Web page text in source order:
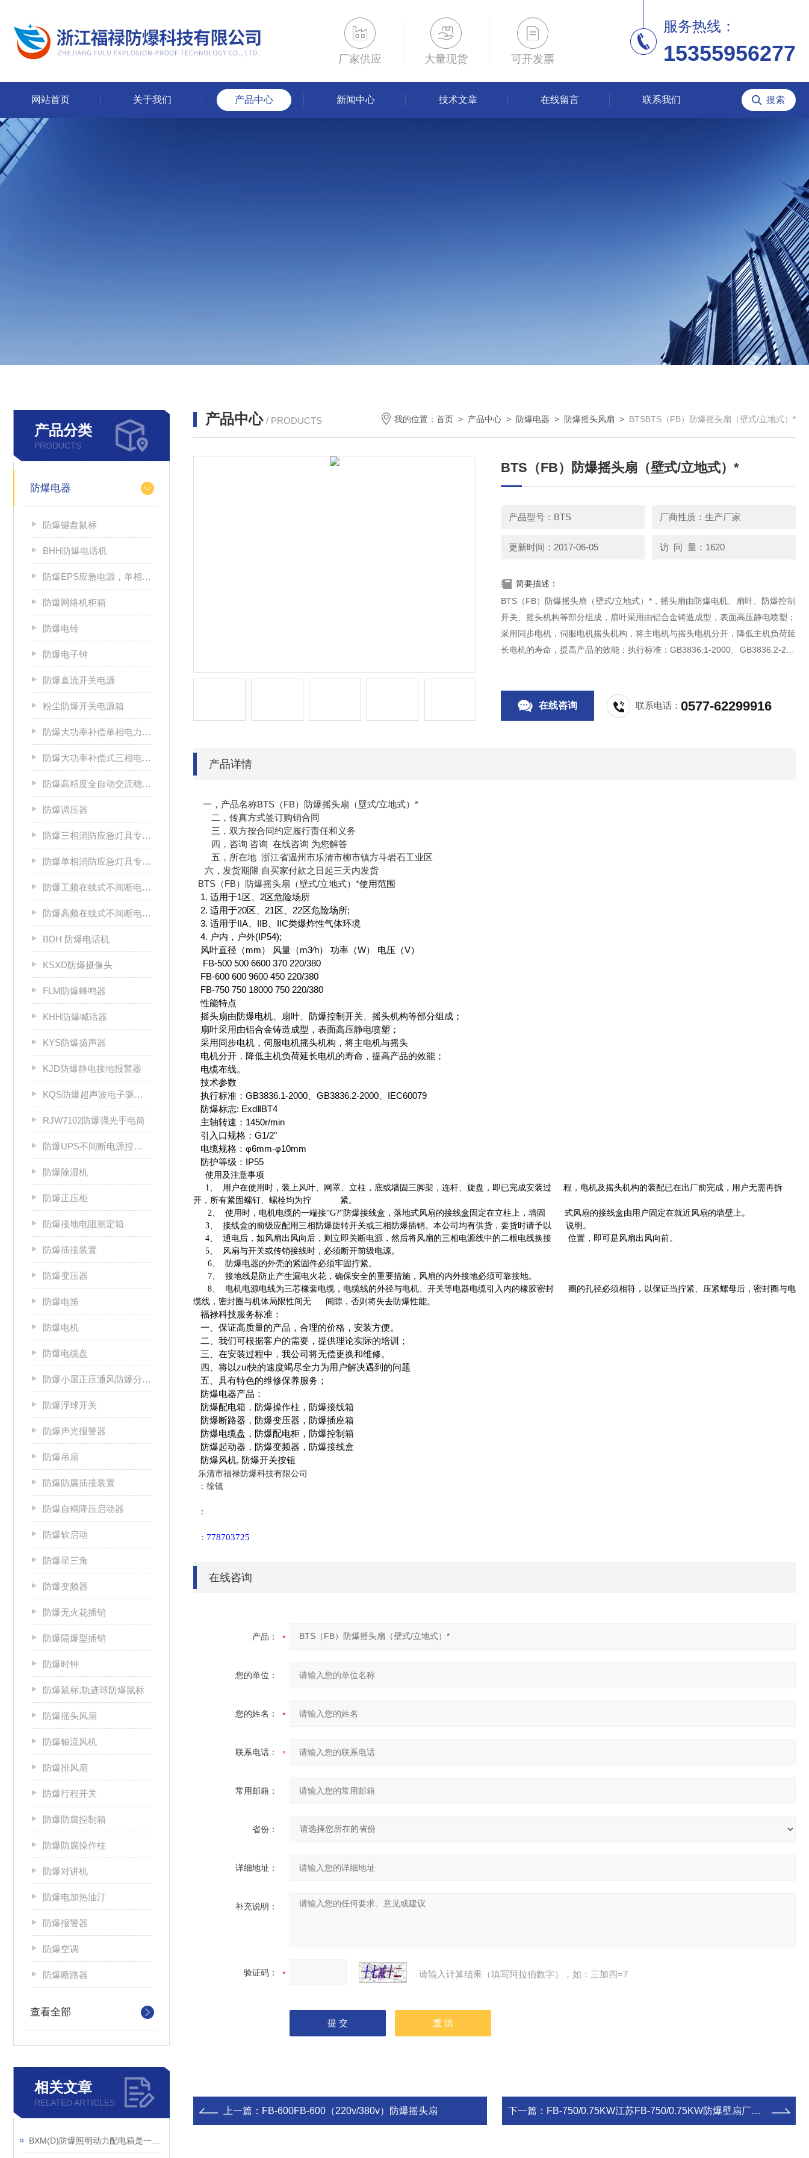
厂家供应 大量现货 可开发票
服务热线：
15355956277
网站首页 关于我们 产品中心 新闻中心 技术文章 在线留言 联系我们
产品分类
PRODUCTS
防爆电器
防爆键盘鼠标
BHH防爆电话机
防爆EPS应急电源，单相/三相电源箱
防爆网络机柜箱
防爆电铃
防爆电子钟
防爆直流开关电源
粉尘防爆开关电源箱
防爆大功率补偿单相电力稳压器
防爆大功率补偿式三相电力稳压器
防爆高精度全自动交流稳压电源
防爆调压器
防爆三相消防应急灯具专用应急电源箱
防爆单相消防应急灯具专用应急电源箱
防爆工频在线式不间断电源箱
防爆高频在线式不间断电源箱
BDH 防爆电话机
KSXD防爆摄像头
FLM防爆蜂鸣器
KHH防爆喊话器
KYS防爆扬声器
KJD防爆静电接地报警器
KQS防爆超声波电子驱鼠器
RJW7102防爆强光手电筒
防爆UPS不间断电源控制柜
防爆除湿机
防爆正压柜
防爆接地电阻测定箱
防爆插接装置
防爆变压器
防爆电笛
防爆电机
防爆电缆盘
防爆小屋正压通风防爆分析小屋
防爆浮球开关
防爆声光报警器
防爆吊扇
防爆防腐插接装置
防爆自耦降压启动器
防爆软启动
防爆星三角
防爆变频器
防爆无火花插销
防爆隔爆型插销
防爆时钟
防爆鼠标,轨迹球防爆鼠标
防爆摇头风扇
防爆轴流风机
防爆排风扇
防爆行程开关
防爆防腐控制箱
防爆防腐操作柱
防爆对讲机
防爆电加热油汀
防爆报警器
防爆空调
防爆断路器
查看全部
相关文章
RELATED ARTICLES
产品中心 / PRODUCTS 我的位置： 首页 > 产品中心 > 防爆电器 > 防爆摇头风扇 > BTSBTS（FB）防爆摇头扇（壁式/立地式）*
BTS（FB）防爆摇头扇（壁式/立地式）*
产品型号：BTS 厂商性质：生产厂家
更新时间：2017-06-05 访 问 量：1620
简要描述：
BTS（FB）防爆摇头扇（壁式/立地式）*，摇头扇由防爆电机、扇叶、防爆控制
开关、摇头机构等部分组成，扇叶采用由铝合金铸造成型，表面高压静电喷塑；
采用同步电机，伺服电机摇头机构，将主电机与摇头电机分开，降低主机负荷延
长电机的寿命，提高产品的效能；执行标准：GB3836.1-2000、GB3836.2-200
在线咨询 联系电话：0577-62299916
产品详情
一，产品名称BTS（FB）防爆摇头扇（壁式/立地式）*
二，传真方式签订购销合同
三，双方按合同约定履行责任和义务
四，咨询 咨询 在线咨询 为您解答
五，所在地 浙江省温州市乐清市柳市镇方斗岩石工业区
六，发货期限 自买家付款之日起三天内发货
BTS（FB）防爆摇头扇（壁式/立地式）*使用范围
1. 适用于1区、2区危险场所
2. 适用于20区、21区、22区危险场所;
3. 适用于IIA、IIB、IIC类爆炸性气体环境
4. 户内，户外(IP54);
风叶直径（mm） 风量（m3∕h） 功率（W） 电压（V）
FB-500 500 6600 370 220/380
FB-600 600 9600 450 220/380
FB-750 750 18000 750 220/380
性能特点
摇头扇由防爆电机、扇叶、防爆控制开关、摇头机构等部分组成；
扇叶采用由铝合金铸造成型，表面高压静电喷塑；
采用同步电机，伺服电机摇头机构，将主电机与摇头
电机分开，降低主机负荷延长电机的寿命，提高产品的效能；
电缆布线。
技术参数
执行标准：GB3836.1-2000、GB3836.2-2000、IEC60079
防爆标志: ExdⅡBT4
主轴转速：1450r/min
引入口规格：G1/2"
电缆规格：φ6mm-φ10mm
防护等级：IP55
使用及注意事项
1、 用户在使用时，装上风叶、网罩、立柱，底或墙固三脚架，连杆、旋盘，即已完成安装过 程，电机及摇头机构的装配已在出厂前完成，用户无需再拆
开，所有紧固螺钉、螺栓均为拧 紧。
2、 使用时，电机电缆的一端接“G?"防爆接线盒，落地式风扇的接线盒固定在立柱上，墙固 式风扇的接线盒由用户固定在就近风扇的墙壁上。
3、 接线盒的前级应配用三相防爆旋转开关或三相防爆插销。本公司均有供货，要货时请予以 说明。
4、 通电后，如风扇出风向后，则立即关断电源，然后将风扇的三相电源线中的二根电线换接 位置，即可是风扇出风向前。
5、 风扇与开关或传销接线时，必须断开前级电源。
6、 防爆电器的外壳的紧固件必须牢固拧紧。
7、 接地线是防止产生漏电火花，确保安全的重要措施，风扇的内外接地必须可靠接地。
8、 电机电源电线为三芯橡套电缆，电缆线的外径与电机、开关等电器电缆引入内的橡胶密封 圈的孔径必须相符，以保证当拧紧、压紧螺母后，密封圈与电
缆线，密封圈与机体局限性间无 间隙，否则将失去防爆性能。
福禄科技服务标准：
一、保证高质量的产品，合理的价格，安装方便。
二、我们可根据客户的需要，提供理论实际的培训；
三、在安装过程中，我公司将无偿更换和维修。
四、将以zui快的速度竭尽全力为用户解决遇到的问题
五、具有特色的维修保养服务；
防爆电器产品：
防爆配电箱，防爆操作柱，防爆接线箱
防爆断路器，防爆变压器，防爆插座箱
防爆电缆盘，防爆配电柜，防爆控制箱
防爆起动器，防爆变频器，防爆接线盒
防爆风机, 防爆开关按钮
乐清市福禄防爆科技有限公司
：徐镜
：
： 778703725
在线咨询
产品：
您的单位：
您的姓名：
联系电话：
常用邮箱：
省份：
详细地址：
补充说明：
验证码： 请输入计算结果（填写阿拉伯数字），如：三加四=7
上一篇： FB-600FB-600（220v/380v）防爆摇头扇 下一篇： FB-750/0.75KW江苏FB-750/0.75KW防爆壁扇厂家现货供应